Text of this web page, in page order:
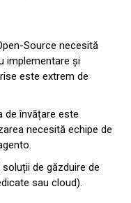
Source necesită
implementare și
este extrem de
de învățare este
necesită echipe de
de găzduire de
sau cloud).